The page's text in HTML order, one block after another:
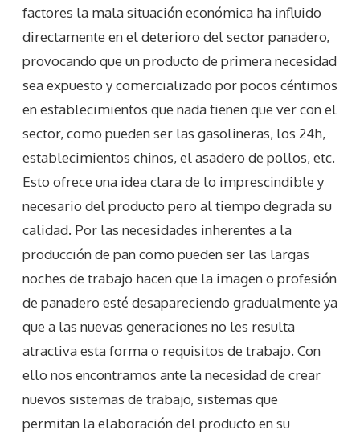
factores la mala situación económica ha influido
directamente en el deterioro del sector panadero,
provocando que un producto de primera necesidad
sea expuesto y comercializado por pocos céntimos
en establecimientos que nada tienen que ver con el
sector, como pueden ser las gasolineras, los 24h,
establecimientos chinos, el asadero de pollos, etc.
Esto ofrece una idea clara de lo imprescindible y
necesario del producto pero al tiempo degrada su
calidad. Por las necesidades inherentes a la
producción de pan como pueden ser las largas
noches de trabajo hacen que la imagen o profesión
de panadero esté desapareciendo gradualmente ya
que a las nuevas generaciones no les resulta
atractiva esta forma o requisitos de trabajo. Con
ello nos encontramos ante la necesidad de crear
nuevos sistemas de trabajo, sistemas que
permitan la elaboración del producto en su